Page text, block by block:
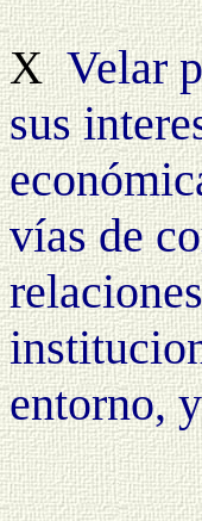
X Velar
sus
vías de
entorno,